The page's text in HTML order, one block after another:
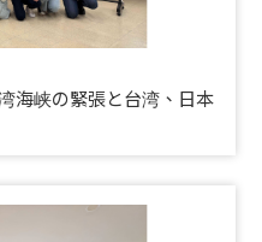
海峡の緊張と台湾、日本